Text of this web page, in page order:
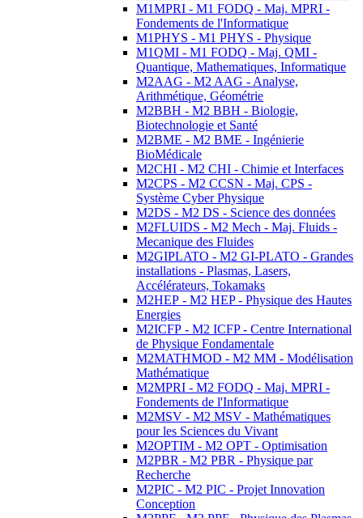
M1MPRI - M1 FODQ - Maj. MPRI -
Fondements de l'Informatique
M1PHYS - M1 PHYS - Physique
M1QMI - M1 FODQ - Maj. QMI -
Quantique, Mathematiques, Informatique
M2AAG - M2 AAG - Analyse,
Arithmétique, Géométrie
M2BBH - M2 BBH - Biologie,
Biotechnologie et Santé
M2BME - M2 BME - Ingénierie
BioMédicale
M2CHI - M2 CHI - Chimie et Interfaces
M2CPS - M2 CCSN - Maj. CPS -
Système Cyber Physique
M2DS - M2 DS - Science des données
M2FLUIDS - M2 Mech - Maj. Fluids -
Mecanique des Fluides
M2GIPLATO - M2 GI-PLATO - Grandes
installations - Plasmas, Lasers,
Accélérateurs, Tokamaks
M2HEP - M2 HEP - Physique des Hautes
Energies
M2ICFP - M2 ICFP - Centre International
de Physique Fondamentale
M2MATHMOD - M2 MM - Modélisation
Mathématique
M2MPRI - M2 FODQ - Maj. MPRI -
Fondements de l'Informatique
M2MSV - M2 MSV - Mathématiques
pour les Sciences du Vivant
M2OPTIM - M2 OPT - Optimisation
M2PBR - M2 PBR - Physique par
Recherche
M2PIC - M2 PIC - Projet Innovation
Conception